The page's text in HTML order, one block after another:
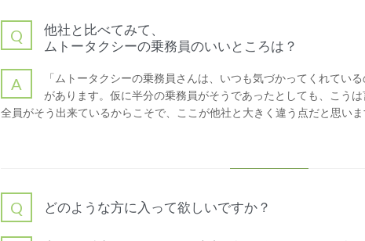
Q
他社と比べてみて、
ムトータクシーの乗務員のいいところは？
A
「ムトータクシーの乗務員さんは、いつも気づかってくれてい
があります。仮に半分の乗務員がそうであったとしても、こう
全員がそう出来ているからこそで、ここが他社と大きく違う点だと思いま
Q どのような方に入って欲しいですか？